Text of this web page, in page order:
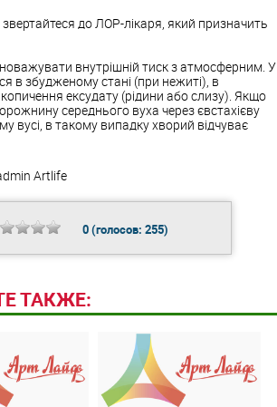
до ЛОР-лікаря, який призначить
внутрішній тиск з атмосферним. У
в збудженому стані (при нежиті), в
ексудату (рідини або слизу). Якщо
середнього вуха через євстахієву
вусі, в такому випадку хворий відчуває
Artlife
0(голосов: 255)
ТАКЖЕ: